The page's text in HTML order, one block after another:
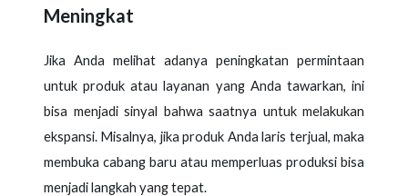
Meningkat
Jika Anda melihat adanya peningkatan permintaan
untuk produk atau layanan yang Anda tawarkan, ini
bisa menjadi sinyal bahwa saatnya untuk melakukan
ekspansi. Misalnya, jika produk Anda laris terjual, maka
membuka cabang baru atau memperluas produksi bisa
menjadi langkah yang tepat.